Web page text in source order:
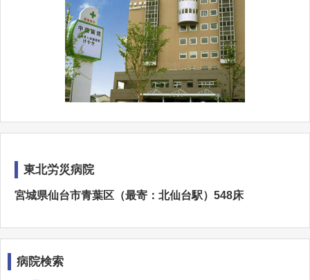
東北労災病院
宮城県仙台市青葉区（最寄：北仙台駅）548床
病院検索